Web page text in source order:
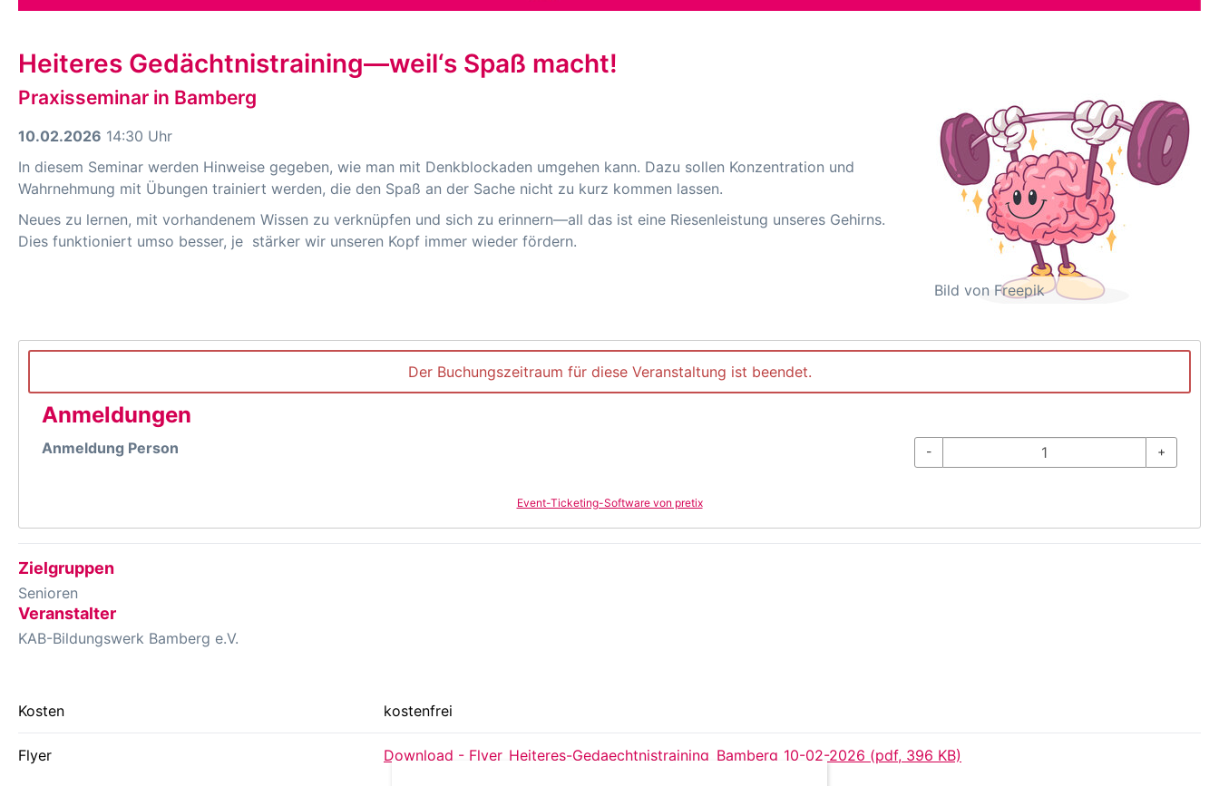
Heiteres Gedächtnistraining—weil‘s Spaß macht!
Bild von Freepik
Praxisseminar in Bamberg
10.02.2026 14:30 Uhr
In diesem Seminar werden Hinweise gegeben, wie man mit Denkblockaden umgehen kann. Dazu sollen Konzentration und
Wahrnehmung mit Übungen trainiert werden, die den Spaß an der Sache nicht zu kurz kommen lassen.
Neues zu lernen, mit vorhandenem Wissen zu verknüpfen und sich zu erinnern—all das ist eine Riesenleistung unseres Gehirns.
Dies funktioniert umso besser, je stärker wir unseren Kopf immer wieder fördern.
Der Buchungszeitraum für diese Veranstaltung ist beendet.
Anmeldungen
Anmeldung Person - +
Event-Ticketing-Software von pretix
Zielgruppen
Senioren
Veranstalter
KAB-Bildungswerk Bamberg e.V.
Kosten kostenfrei
Flyer Download - Flyer_Heiteres-Gedaechtnistraining_Bamberg_10-02-2026 (pdf, 396 KB)